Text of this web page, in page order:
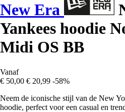
New Era
Yankees hoodie
Midi OS BB
Vanaf
€ 50,00 € 20,99 -58%
Neem de iconische stijl van de New
hoodie, perfect voor een casual en